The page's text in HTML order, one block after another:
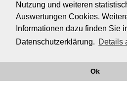
Nutzung und weiteren
Auswertungen Cookies.
Informationen dazu finden Sie
Datenschutzerklärung. Details
Ok